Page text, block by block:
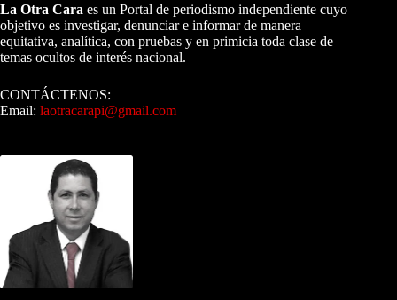
La Otra Cara es un Portal de periodismo independiente cuyo
objetivo es investigar, denunciar e informar de manera
equitativa, analítica, con pruebas y en primicia toda clase de
temas ocultos de interés nacional.
CONTÁCTENOS:
Email: laotracarapi@gmail.com